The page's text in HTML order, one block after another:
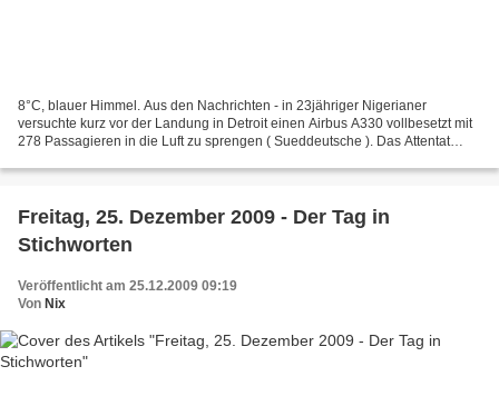
8°C, blauer Himmel. Aus den Nachrichten - in 23jähriger Nigerianer
versuchte kurz vor der Landung in Detroit einen Airbus A330 vollbesetzt mit
278 Passagieren in die Luft zu sprengen ( Sueddeutsche ). Das Attentat
Freitag, 25. Dezember 2009 - Der Tag in
Stichworten
Veröffentlicht am 25.12.2009 09:19
Von Nix